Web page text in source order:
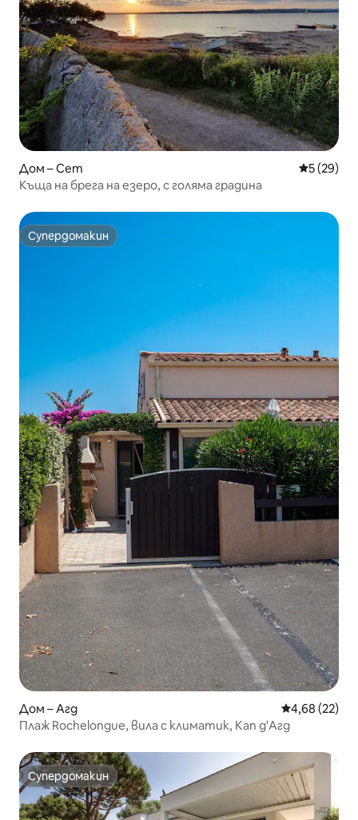
Дом – Сет Средна
5 (29)
Къща на брега на езеро, с голяма градина
Супердомакин
Супердомакин
Дом – Агд Средна
4,68 (22)
Плаж Rochelongue, вила с климатик, Кап д'Агд
Супердомакин
Супердомакин